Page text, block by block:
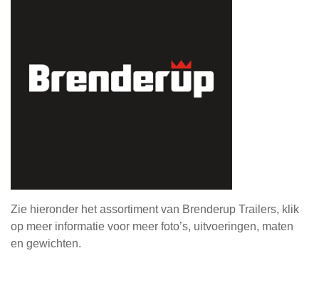
Zie hieronder het assortiment van Brenderup Trailers, klik
op meer informatie voor meer foto’s, uitvoeringen, maten
en gewichten.